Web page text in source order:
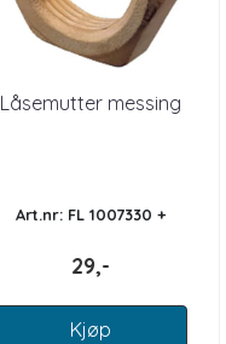
Låsemutter messing
Art.nr: FL 1007330 +
29,-
Kjøp